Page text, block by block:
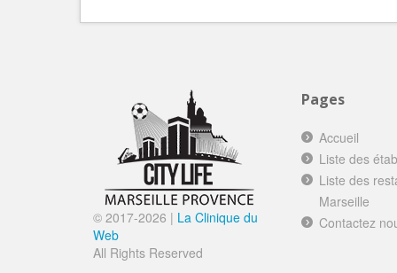
© 2017-2026 | La Clinique du
Web
All Rights Reserved
Pages
Accueil
Liste des
Liste des
Marseille
Contactez